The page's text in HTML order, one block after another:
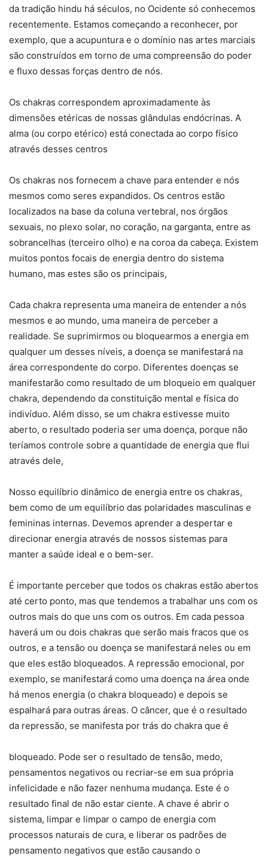
da tradição hindu há séculos, no Ocidente só conhecemos
recentemente. Estamos começando a reconhecer, por
exemplo, que a acupuntura e o domínio nas artes marciais
são construídos em torno de uma compreensão do poder
e fluxo dessas forças dentro de nós.
Os chakras correspondem aproximadamente às
dimensões etéricas de nossas glândulas endócrinas. A
alma (ou corpo etérico) está conectada ao corpo físico
através desses centros
Os chakras nos fornecem a chave para entender e nós
mesmos como seres expandidos. Os centros estão
localizados na base da coluna vertebral, nos órgãos
sexuais, no plexo solar, no coração, na garganta, entre as
sobrancelhas (terceiro olho) e na coroa da cabeça. Existem
muitos pontos focais de energia dentro do sistema
humano, mas estes são os principais,
Cada chakra representa uma maneira de entender a nós
mesmos e ao mundo, uma maneira de perceber a
realidade. Se suprimirmos ou bloquearmos a energia em
qualquer um desses níveis, a doença se manifestará na
área correspondente do corpo. Diferentes doenças se
manifestarão como resultado de um bloqueio em qualquer
chakra, dependendo da constituição mental e física do
indivíduo. Além disso, se um chakra estivesse muito
aberto, o resultado poderia ser uma doença, porque não
teríamos controle sobre a quantidade de energia que flui
através dele,
Nosso equilíbrio dinâmico de energia entre os chakras,
bem como de um equilíbrio das polaridades masculinas e
femininas internas. Devemos aprender a despertar e
direcionar energia através de nossos sistemas para
manter a saúde ideal e o bem-ser.
É importante perceber que todos os chakras estão abertos
até certo ponto, mas que tendemos a trabalhar uns com os
outros mais do que uns com os outros. Em cada pessoa
haverá um ou dois chakras que serão mais fracos que os
outros, e a tensão ou doença se manifestará neles ou em
que eles estão bloqueados. A repressão emocional, por
exemplo, se manifestará como uma doença na área onde
há menos energia (o chakra bloqueado) e depois se
espalhará para outras áreas. O câncer, que é o resultado
da repressão, se manifesta por trás do chakra que é
bloqueado. Pode ser o resultado de tensão, medo,
pensamentos negativos ou recriar-se em sua própria
infelicidade e não fazer nenhuma mudança. Este é o
resultado final de não estar ciente. A chave é abrir o
sistema, limpar e limpar o campo de energia com
processos naturais de cura, e liberar os padrões de
pensamento negativos que estão causando o